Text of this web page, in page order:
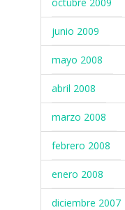
junio 2009
mayo 2008
abril 2008
marzo 2008
febrero 2008
enero 2008
diciembre 2007